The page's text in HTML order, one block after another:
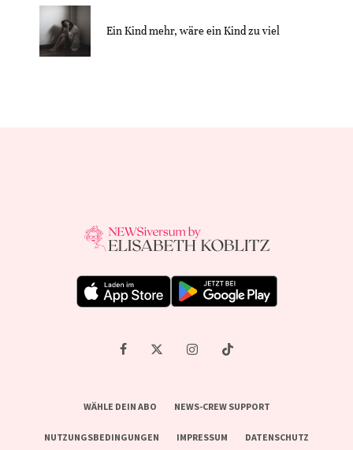
Ein Kind mehr, wäre ein Kind zu viel
WÄHLE DEIN ABO NEWS-CREW SUPPORT
NUTZUNGSBEDINGUNGEN IMPRESSUM DATENSCHUTZ